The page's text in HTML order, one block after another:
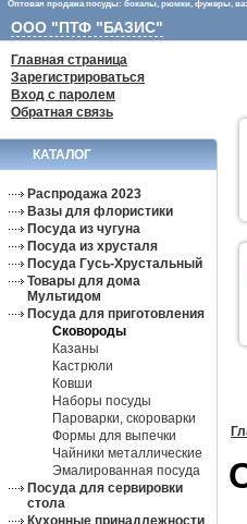
Оптовая продажа посуды: бокалы, рюмки, фужеры,
ООО "ПТФ "БАЗИС"
Главная страница
Зарегистрироваться
Вход с паролем
Обратная связь
КАТАЛОГ
Распродажа 2023
Вазы для флористики
Посуда из чугуна
Посуда из хрусталя
Посуда Гусь-Хрустальный
Товары для дома
Мультидом
Посуда для приготовления
Сковороды
Казаны
Кастрюли
Ковши
Наборы посуды
Пароварки, скороварки
Формы для выпечки
Чайники металлические
Эмалированная посуда
Посуда для сервировки
стола
Кухонные принадлежности